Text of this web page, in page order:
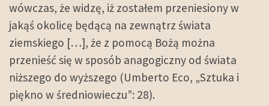
wówczas, że widzę, iż zostałem przeniesiony w
jakąś okolicę będącą na zewnątrz świata
ziemskiego […], że z pomocą Bożą można
przenieść się w sposób anagogiczny od świata
niższego do wyższego (Umberto Eco, „Sztuka i
piękno w średniowieczu”: 28).